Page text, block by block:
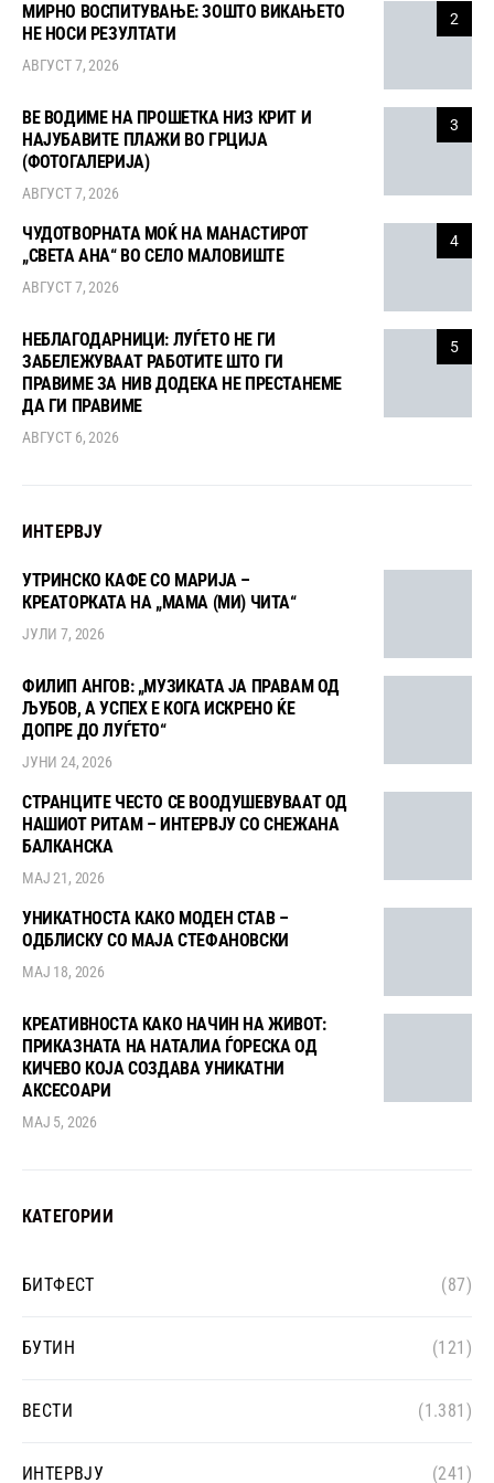
2
МИРНО ВОСПИТУВАЊЕ: ЗОШТО ВИКАЊЕТО
НЕ НОСИ РЕЗУЛТАТИ
АВГУСТ 7, 2026
3
ВЕ ВОДИМЕ НА ПРОШЕТКА НИЗ КРИТ И
НАЈУБАВИТЕ ПЛАЖИ ВО ГРЦИЈА
(ФОТОГАЛЕРИЈА)
АВГУСТ 7, 2026
4
ЧУДОТВОРНАТА МОЌ НА МАНАСТИРОТ
„СВЕТА АНА“ ВО СЕЛО МАЛОВИШТЕ
АВГУСТ 7, 2026
5
НЕБЛАГОДАРНИЦИ: ЛУЃЕТО НЕ ГИ
ЗАБЕЛЕЖУВААТ РАБОТИТЕ ШТО ГИ
ПРАВИМЕ ЗА НИВ ДОДЕКА НЕ ПРЕСТАНЕМЕ
ДА ГИ ПРАВИМЕ
АВГУСТ 6, 2026
ИНТЕРВЈУ
УТРИНСКО КАФЕ СО МАРИЈА –
КРЕАТОРКАТА НА „МАМА (МИ) ЧИТА“
ЈУЛИ 7, 2026
ФИЛИП АНГОВ: „МУЗИКАТА ЈА ПРАВАМ ОД
ЉУБОВ, А УСПЕХ Е КОГА ИСКРЕНО ЌЕ
ДОПРЕ ДО ЛУЃЕТО“
ЈУНИ 24, 2026
СТРАНЦИТЕ ЧЕСТО СЕ ВООДУШЕВУВААТ ОД
НАШИОТ РИТАМ – ИНТЕРВЈУ СО СНЕЖАНА
БАЛКАНСКА
МАЈ 21, 2026
УНИКАТНОСТА КАКО МОДЕН СТАВ –
ОДБЛИСКУ СО МАЈА СТЕФАНОВСКИ
МАЈ 18, 2026
КРЕАТИВНОСТА КАКО НАЧИН НА ЖИВОТ:
ПРИКАЗНАТА НА НАТАЛИА ЃОРЕСКА ОД
КИЧЕВО КОЈА СОЗДАВА УНИКАТНИ
АКСЕСОАРИ
МАЈ 5, 2026
КАТЕГОРИИ
БИТФЕСТ (87)
БУТИН (121)
ВЕСТИ (1.381)
ИНТЕРВЈУ (241)